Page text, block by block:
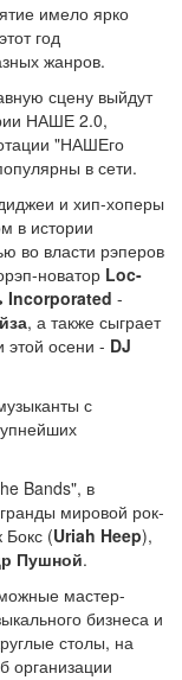
имело ярко
год
жанров.
сцену выйдут
НАШЕ 2.0,
"НАШЕго
в сети.
и хип-хоперы
в истории
во власти рэперов
новатор Loc-
Incorporated -
, а также сыграет
этой осени - DJ
с
Bands", в
мировой рок-
(Uriah Heep),
Пушной.
мастер-
бизнеса и
столы, на
организации